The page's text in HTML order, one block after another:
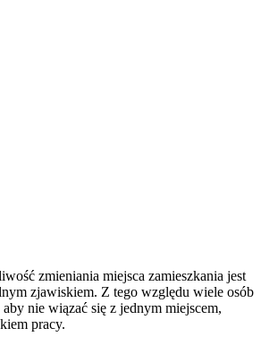
zmieniania miejsca zamieszkania jest
zjawiskiem. Z tego względu wiele osób
nie wiązać się z jednym miejscem,
pracy.